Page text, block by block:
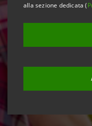
alla sezione dedicata (